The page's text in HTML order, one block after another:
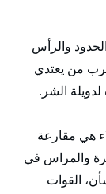
والرأس
من يعتدي
لدويلة الشر.
هي مقارعة
والمراس في
القوات